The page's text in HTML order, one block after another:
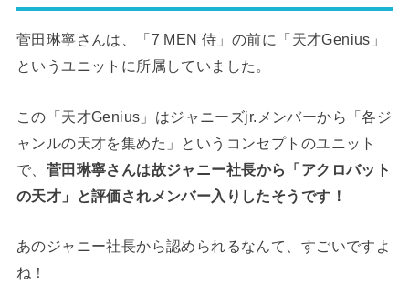
菅田琳寧さんは、「7 MEN 侍」の前に「天才Genius」
というユニットに所属していました。
この「天才Genius」はジャニーズjr.メンバーから「各ジ
ャンルの天才を集めた」というコンセプトのユニット
で、 菅田琳寧さんは故ジャニー社長から「アクロバット
の天才」と評価されメンバー入りしたそうです！
あのジャニー社長から認められるなんて、すごいですよ
ね！